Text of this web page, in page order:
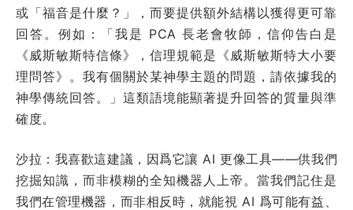
或「福音是什麼？」，而要提供額外結構以獲得更可靠
回答。例如：「我是 PCA 長老會牧師，信仰告白是
《威斯敏斯特信條》，信理規範是《威斯敏斯特大小要
理問答》。我有個關於某神學主題的問題，請依據我的
神學傳統回答。」這類語境能顯著提升回答的質量與準
確度。
沙拉：我喜歡這建議，因爲它讓 AI 更像工具——供我們
挖掘知識，而非模糊的全知機器人上帝。當我們記住是
我們在管理機器，而非相反時，就能視 AI 爲可能有益、